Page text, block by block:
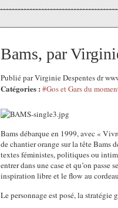
Bams, par
Publié par Virginie Despentes dr
Catégories : #Gos et Gars du
Bams débarque en 1999, avec «
de chantier orange sur la tête Bams
textes féministes, politiques ou
entrer dans une case et qu’on passe
inspiration libre et le flow au
Le personnage est posé, la stratégie